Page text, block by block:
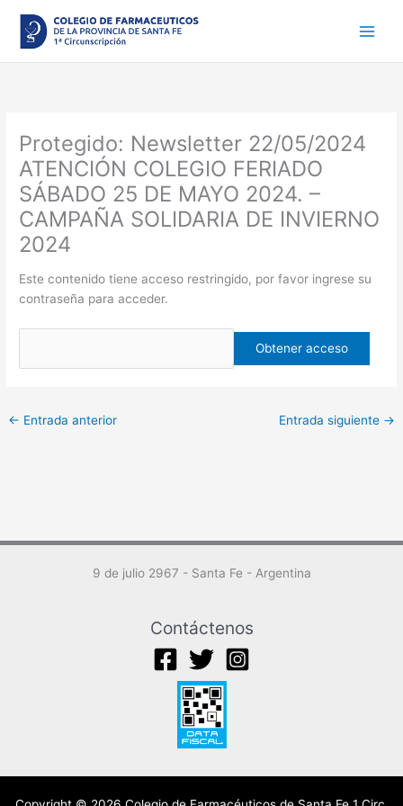
contenido
Protegido: Newsletter 22/05/2024
ATENCIÓN COLEGIO FERIADO
SÁBADO 25 DE MAYO 2024. –
CAMPAÑA SOLIDARIA DE INVIERNO
2024
Este contenido tiene acceso restringido, por favor ingrese su
contraseña para acceder.
← Entrada anterior Entrada siguiente →
9 de julio 2967 - Santa Fe - Argentina
Contáctenos